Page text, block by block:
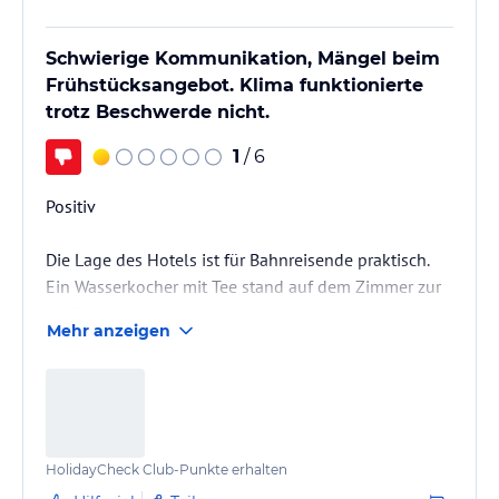
Schwierige Kommunikation, Mängel beim
Frühstücksangebot. Klima funktionierte
trotz Beschwerde nicht.
1 / 6
Positiv
Die Lage des Hotels ist für Bahnreisende praktisch.
Ein Wasserkocher mit Tee stand auf dem Zimmer zur
Mehr anzeigen
HolidayCheck Club-Punkte erhalten